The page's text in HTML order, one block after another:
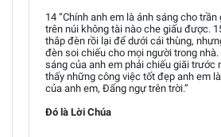
14 “Chính anh em là ánh sáng cho
trên núi không tài nào che giấu được.
thắp đèn rồi lại để dưới cái thùng,
đèn soi chiếu cho mọi người trong nhà.
sáng của anh em phải chiếu giãi trước
thấy những công việc tốt đẹp anh em
của anh em, Đấng ngự trên trời.”
Đó là Lời Chúa